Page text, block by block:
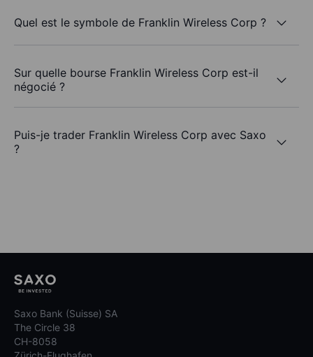
Quel est le symbole de Franklin Wireless Corp ?
Sur quelle bourse Franklin Wireless Corp est-il
négocié ?
Puis-je trader Franklin Wireless Corp avec Saxo
?
Saxo Bank (Suisse) SA
The Circle 38
CH-8058